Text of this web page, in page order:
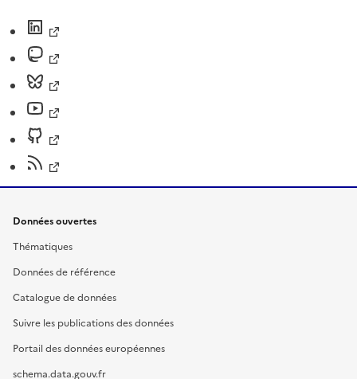
Données ouvertes
Thématiques
Données de référence
Catalogue de données
Suivre les publications des données
Portail des données européennes
schema.data.gouv.fr